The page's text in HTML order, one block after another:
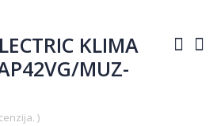
KLIMA
MUZ-
)